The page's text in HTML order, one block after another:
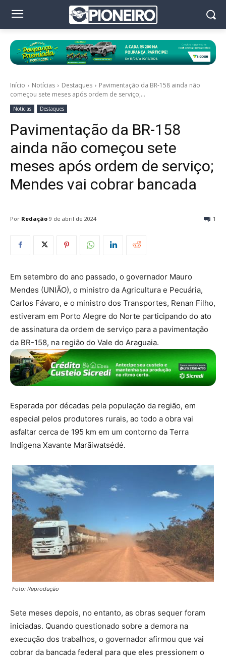
Início Notícias Destaques
Pavimentação da BR-158 ainda não
começou sete meses após ordem de serviço;...
Notícias Destaques
Pavimentação da BR-158
ainda não começou sete
meses após ordem de serviço;
Mendes vai cobrar bancada
Por Redação 1
9 de abril de 2024
Em setembro do ano passado, o governador Mauro
Mendes (UNIÃO), o ministro da Agricultura e Pecuária,
Carlos Fávaro, e o ministro dos Transportes, Renan Filho,
estiveram em Porto Alegre do Norte participando do ato
de assinatura da ordem de serviço para a pavimentação
da BR-158, na região do Vale do Araguaia.
Esperada por décadas pela população da região, em
especial pelos produtores rurais, ao todo a obra vai
asfaltar cerca de 195 km em um contorno da Terra
Indígena Xavante Marãiwatsédé.
Foto: Reprodução
Sete meses depois, no entanto, as obras sequer foram
iniciadas. Quando questionado sobre a demora na
execução dos trabalhos, o governador afirmou que vai
cobrar da bancada federal para que eles pressionem o